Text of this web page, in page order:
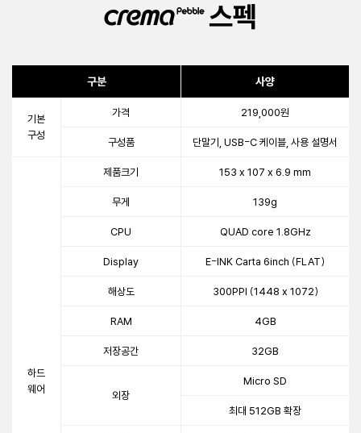
스펙
구분 사양
기본
구성
가격 219,000원
구성품 단말기, USB-C 케이블, 사용 설명서
하드
웨어
제품크기 153 x 107 x 6.9 mm
무게 139g
CPU QUAD core 1.8GHz
Display E-INK Carta 6inch (FLAT)
해상도 300PPI (1448 x 1072)
RAM 4GB
저장공간 32GB
외장
Micro SD
최대 512GB 확장